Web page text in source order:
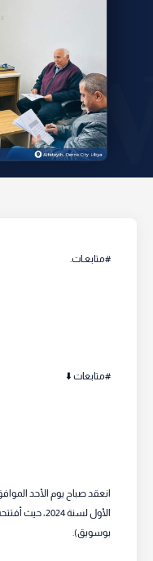
#متابعـات.
#متابعات ⬇️
الأول لسنة
بوسويق).